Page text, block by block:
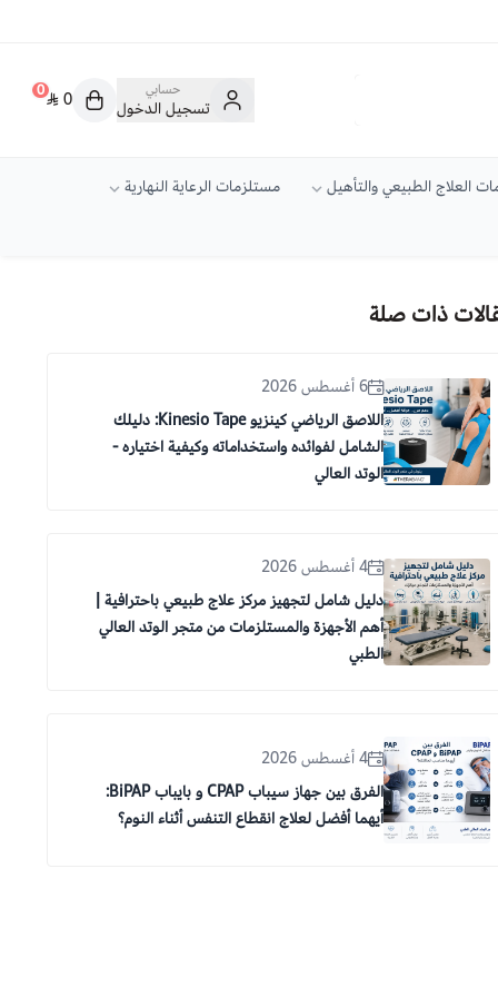
حسابي
تسجيل الدخول
0 0
العلاج الطبيعي والتأهيل مستلزمات الرعاية النهارية
ذات صلة
6 أغسطس 2026
اللاصق الرياضي كينزيو Kinesio Tape: دليلك
الشامل لفوائده واستخداماته وكيفية اختياره -
الوتد العالي
4 أغسطس 2026
دليل شامل لتجهيز مركز علاج طبيعي باحترافية |
أهم الأجهزة والمستلزمات من متجر الوتد العالي
الطبي
4 أغسطس 2026
الفرق بين جهاز سيباب CPAP و بايباب BiPAP:
أيهما أفضل لعلاج انقطاع التنفس أثناء النوم؟